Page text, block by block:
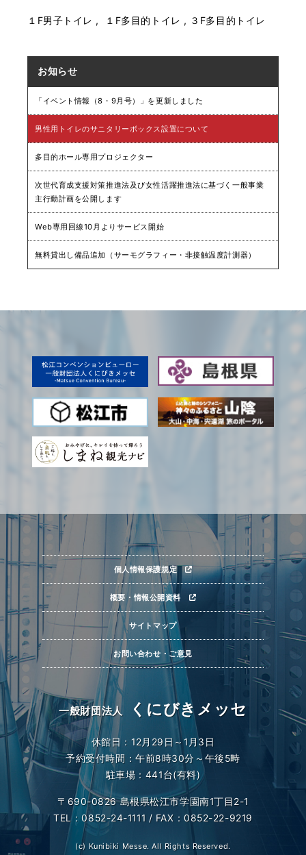
１F男子トイレ , １F多目的トイレ , ３F多目的トイレ
お知らせ
「イベント情報（8・9月号）」を更新しました
男性用トイレのサニタリーボックス設置について
多目的ホール専用プロジェクター
次世代育成支援対策推進法及び女性活躍推進法に基づく一般事業
主行動計画を公開します
Web専用回線10月よりサービス開始
無料貸出し備品追加（サーモグラフィー・非接触温度計測器）
一般財団法人 くにびきメッセ
休館日：12月29日～1月3日
予約受付時間：午前8時30分～午後5時
駐車場：441台(有料)
〒690-0826 島根県松江市学園南1丁目2-1
TEL：0852-24-1111 / FAX：0852-22-9219
(c) Kunibiki Messe. All Rights Reserved.
個人情報保護規定
概要・情報公開資料
サイトマップ
お問い合わせ・ご意見